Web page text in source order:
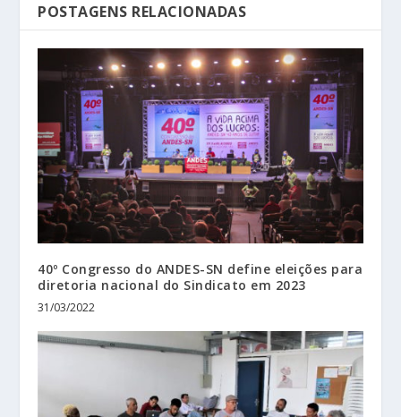
POSTAGENS RELACIONADAS
40º Congresso do ANDES-SN define eleições para
diretoria nacional do Sindicato em 2023
31/03/2022